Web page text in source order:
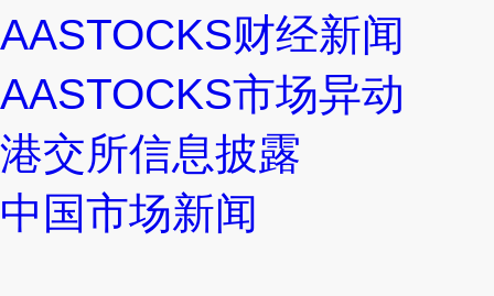
AASTOCKS财经新闻
AASTOCKS市场异动
港交所信息披露
中国市场新闻